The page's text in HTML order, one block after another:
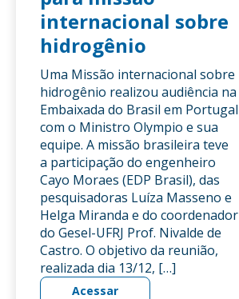
internacional sobre
hidrogênio
Uma Missão internacional sobre
hidrogênio realizou audiência na
Embaixada do Brasil em Portugal
com o Ministro Olympio e sua
equipe. A missão brasileira teve
a participação do engenheiro
Cayo Moraes (EDP Brasil), das
pesquisadoras Luíza Masseno e
Helga Miranda e do coordenador
do Gesel-UFRJ Prof. Nivalde de
Castro. O objetivo da reunião,
realizada dia 13/12, […]
Acessar